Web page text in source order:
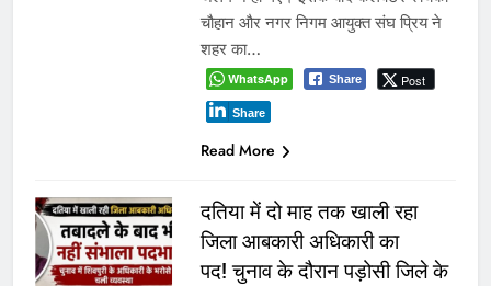
चौहान और नगर निगम आयुक्त संघ प्रिय ने
शहर का…
WhatsApp Share Post
Share
Read More
दतिया में दो माह तक खाली रहा
जिला आबकारी अधिकारी का
पद! चुनाव के दौरान पड़ोसी जिले के